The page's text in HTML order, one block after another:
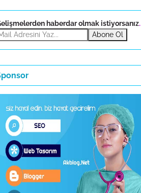
haberdar olmak istiyorsanız.
Abone Ol